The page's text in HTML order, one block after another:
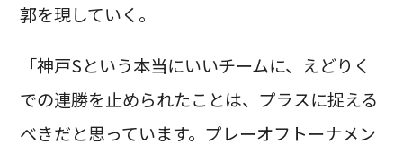
郭を現していく。
「神戸Sという本当にいいチームに、えどりく
での連勝を止められたことは、プラスに捉える
べきだと思っています。プレーオフトーナメン